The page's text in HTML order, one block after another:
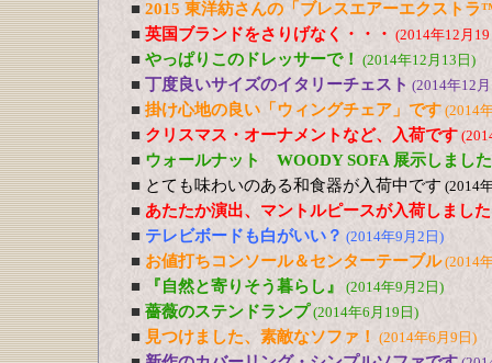
■ 2015 東洋紡さんの「ブレスエアーエクスト
■ 英国ブランドをさりげなく・・・ (2014年12月
■ やっぱりこのドレッサーで！ (2014年12月13日)
■ 丁度良いサイズのイタリーチェスト (2014年12
■ 掛け心地の良い「ウィングチェア」です (2014
■ クリスマス・オーナメントなど、入荷です
■ ウォールナット WOODY SOFA 展示しました
■ とても味わいのある和食器が入荷中です (2014
■ あたたか演出、マントルピースが入荷しまし
■ テレビボードも白がいい？ (2014年9月2日)
■ お値打ちコンソール＆センターテーブル(2014
■ 『自然と寄りそう暮らし』 (2014年9月2日)
■ 薔薇のステンドランプ (2014年6月19日)
■ 見つけました、素敵なソファ！ (2014年6月9日)